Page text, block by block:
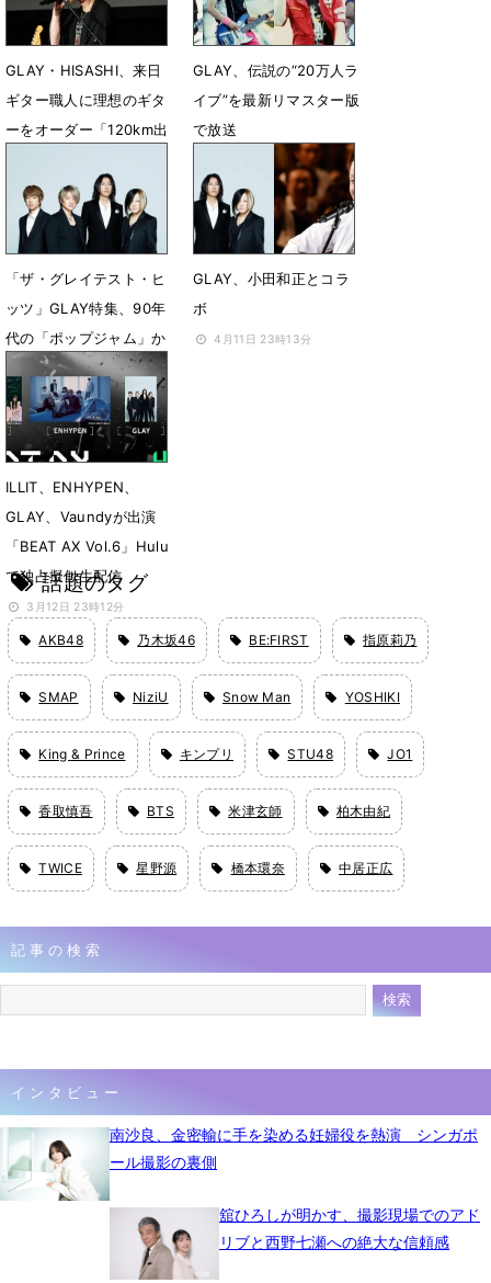
GLAY・HISASHI、来日
ギター職人に理想のギタ
ーをオーダー「120km出
だわり熱弁
10月12日 16時52分
GLAY、伝説の“20万人ラ
イブ”を最新リマスター版
で放送
7月24日 17時00分
「ザ・グレイテスト・ヒ
ッツ」GLAY特集、90年
代の「ポップジャム」か
ら３曲紹介
6月16日 18時16分
GLAY、小田和正とコラ
ボ
4月11日 23時13分
ILLIT、ENHYPEN、
GLAY、Vaundyが出演
「BEAT AX Vol.6」Hulu
で独占擬似生配信
3月12日 23時12分
話題のタグ
AKB48 乃木坂46 BE:FIRST 指原莉乃
SMAP NiziU Snow Man YOSHIKI
King & Prince キンプリ STU48 JO1
香取慎吾 BTS 米津玄師 柏木由紀
TWICE 星野源 橋本環奈 中居正広
記事の検索
インタビュー
南沙良、金密輸に手を染める妊婦役を熱演 シンガポ
ール撮影の裏側
舘ひろしが明かす、撮影現場でのアド
リブと西野七瀬への絶大な信頼感